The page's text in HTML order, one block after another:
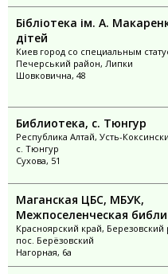
Бібліотека ім. А.
дітей
Киев город со специальным
Печерський район, Липки
Шовковична, 48
Библиотека, с. Тюнгур
Республика Алтай, Усть-
с. Тюнгур
Сухова, 51
Маганская ЦБС, МБУК,
Межпоселенческая
Красноярский край, Березовский
пос. Берёзовский
Нагорная, 6а